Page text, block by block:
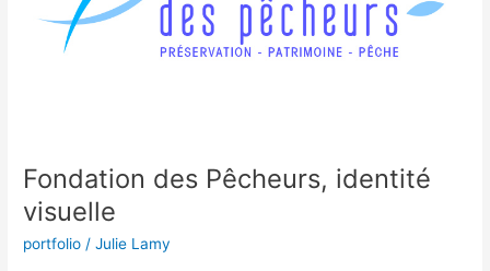
Fondation des Pêcheurs, identité
visuelle
portfolio /Julie Lamy